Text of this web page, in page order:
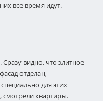
все время идут.
видно, что элитное
отделан,
для этих
квартиры.